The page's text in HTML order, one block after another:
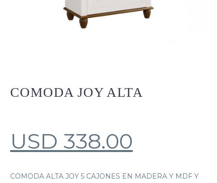
COMODA JOY ALTA
USD 338.00
COMODA ALTA JOY 5 CAJONES EN MADERA Y MDF Y